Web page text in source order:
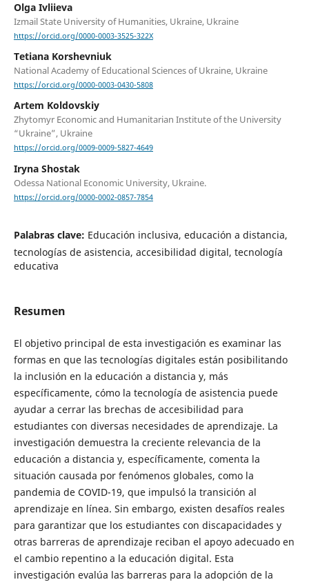
Olga Ivliіeva
Izmail State University of Humanities, Ukraine, Ukraine
https://orcid.org/0000-0003-3525-322X
Tetiana Korshevniuk
National Academy of Educational Sciences of Ukraine, Ukraine
https://orcid.org/0000-0003-0430-5808
Artem Koldovskiy
Zhytomyr Economic and Humanitarian Institute of the University
“Ukraine”, Ukraine
https://orcid.org/0009-0009-5827-4649
Iryna Shostak
Odessa National Economic University, Ukraine.
https://orcid.org/0000-0002-0857-7854
Palabras clave: Educación inclusiva, educación a distancia,
tecnologías de asistencia, accesibilidad digital, tecnología
educativa
Resumen
El objetivo principal de esta investigación es examinar las
formas en que las tecnologías digitales están posibilitando
la inclusión en la educación a distancia y, más
específicamente, cómo la tecnología de asistencia puede
ayudar a cerrar las brechas de accesibilidad para
estudiantes con diversas necesidades de aprendizaje. La
investigación demuestra la creciente relevancia de la
educación a distancia y, específicamente, comenta la
situación causada por fenómenos globales, como la
pandemia de COVID-19, que impulsó la transición al
aprendizaje en línea. Sin embargo, existen desafíos reales
para garantizar que los estudiantes con discapacidades y
otras barreras de aprendizaje reciban el apoyo adecuado en
el cambio repentino a la educación digital. Esta
investigación evalúa las barreras para la adopción de la